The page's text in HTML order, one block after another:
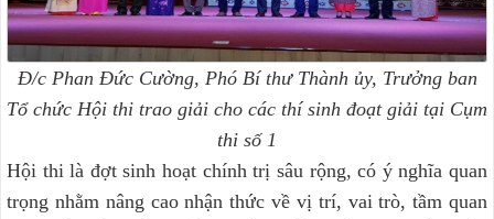
Đ/c Phan Đức Cường, Phó Bí thư Thành ủy, Trưởng ban
Tổ chức Hội thi trao giải cho các thí sinh đoạt giải tại Cụm
thi số 1
Hội thi là đợt sinh hoạt chính trị sâu rộng, có ý nghĩa quan
trọng nhằm nâng cao nhận thức về vị trí, vai trò, tầm quan